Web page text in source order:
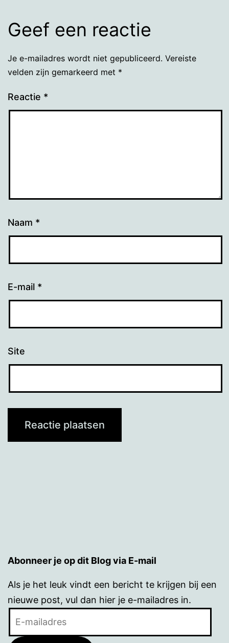
Geef een reactie
Je e-mailadres wordt niet gepubliceerd. Vereiste
velden zijn gemarkeerd met *
Reactie *
Naam *
E-mail *
Site
Abonneer je op dit Blog via E-mail
Als je het leuk vindt een bericht te krijgen bij een
nieuwe post, vul dan hier je e-mailadres in.